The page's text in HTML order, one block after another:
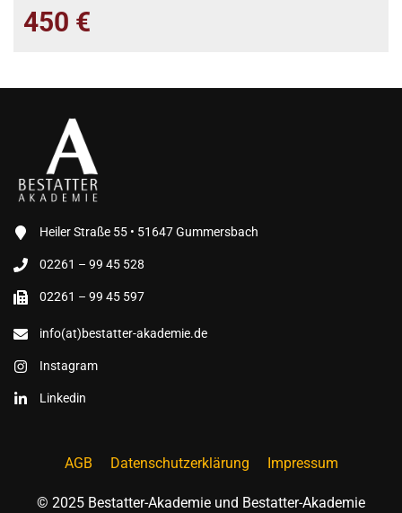
450 €
Heiler Straße 55 • 51647 Gummersbach
02261 – 99 45 528
02261 – 99 45 597
info(at)bestatter-akademie.de
Instagram
Linkedin
© 2025 Bestatter-Akademie und Bestatter-Akademie
AGB Datenschutzerklärung Impressum